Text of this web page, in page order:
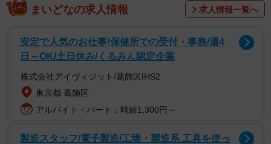
す。3歳の女の子です。飼い主さんによると、犬用の美顔ロ
になってしまったのはどうして？ 投稿した飼い主さんに
聞いてみました。
まいどなの求人情報 求人情報一覧へ
安定で人気のお仕事!保健所での受付・事務/週4
日～OK/土日休み/くるみん認定企業
株式会社アイヴィジット/葛飾区IHS2
東京都 葛飾区
アルバイト・パート：時給1,300円～
製造スタッフ/電子製造/工場・製造系 工具を使っ